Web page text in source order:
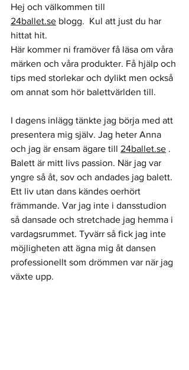
Hej och välkommen till
24ballet.se blogg.  Kul att just du har
hittat hit.
Här kommer ni framöver få läsa om våra
märken och våra produkter. Få hjälp och
tips med storlekar och dylikt men också
om annat som hör balettvärlden till.
I dagens inlägg tänkte jag börja med att
presentera mig själv. Jag heter Anna
och jag är ensam ägare till 24ballet.se .
Balett är mitt livs passion. När jag var
yngre så åt, sov och andades jag balett.
Ett liv utan dans kändes oerhört
främmande. Var jag inte i dansstudion
så dansade och stretchade jag hemma i
vardagsrummet. Tyvärr så fick jag inte
möjligheten att ägna mig åt dansen
professionellt som drömmen var när jag
växte upp.